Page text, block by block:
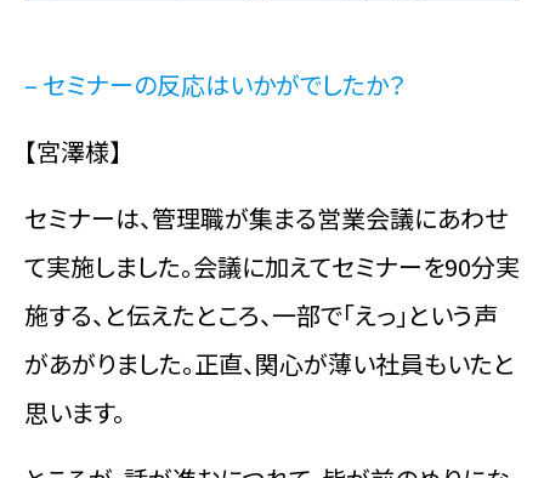
– セミナーの反応はいかがでしたか？
【宮澤様】
セミナーは、管理職が集まる営業会議にあわせ
て実施しました。会議に加えてセミナーを90分実
施する、と伝えたところ、一部で「えっ」という声
があがりました。正直、関心が薄い社員もいたと
思います。